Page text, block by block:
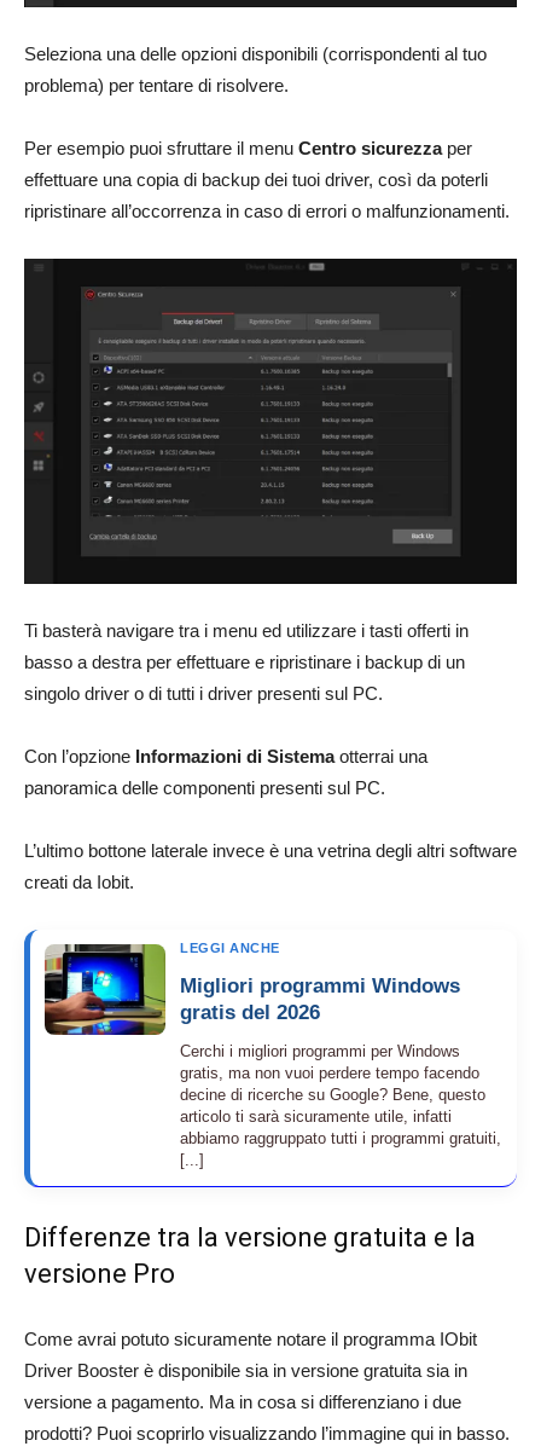
Seleziona una delle opzioni disponibili (corrispondenti al tuo
problema) per tentare di risolvere.
Per esempio puoi sfruttare il menu Centro sicurezzaper
effettuare una copia di backup dei tuoi driver, così da poterli
ripristinare all’occorrenza in caso di errori o malfunzionamenti.
Ti basterà navigare tra i menu ed utilizzare i tasti offerti in
basso a destra per effettuare e ripristinare i backup di un
singolo driver o di tutti i driver presenti sul PC.
Con l’opzione Informazioni di Sistemaotterrai una
panoramica delle componenti presenti sul PC.
L’ultimo bottone laterale invece è una vetrina degli altri software
creati da Iobit.
LEGGI ANCHE
Migliori programmi Windows
gratis del 2026
Cerchi i migliori programmi per Windows
gratis, ma non vuoi perdere tempo facendo
decine di ricerche su Google? Bene, questo
articolo ti sarà sicuramente utile, infatti
abbiamo raggruppato tutti i programmi gratuiti,
[...]
Differenze tra la versione gratuita e la
versione Pro
Come avrai potuto sicuramente notare il programma IObit
Driver Booster è disponibile sia in versione gratuita sia in
versione a pagamento. Ma in cosa si differenziano i due
prodotti? Puoi scoprirlo visualizzando l’immagine qui in basso.